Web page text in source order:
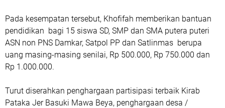
Pada kesempatan tersebut, Khofifah memberikan bantuan
pendidikan bagi 15 siswa SD, SMP dan SMA putera puteri
ASN non PNS Damkar, Satpol PP dan Satlinmas berupa
uang masing-masing senilai, Rp 500.000, Rp 750.000 dan
Rp 1.000.000.
Turut diserahkan penghargaan partisipasi terbaik Kirab
Pataka Jer Basuki Mawa Beya, penghargaan desa /